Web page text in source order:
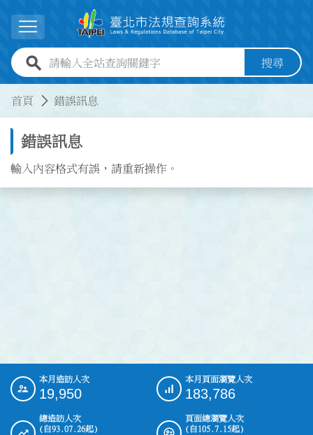
展開選單
全站查詢關鍵字欄位 搜尋
首頁 錯誤訊息
錯誤訊息
輸入內容格式有誤，請重新操作。
::: 本月造訪人次
19,950
本月頁面瀏覽人次
183,786
總造訪人次
(自93.07.26起)
頁面總瀏覽人次
(自105.7.15起)